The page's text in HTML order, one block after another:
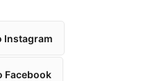
Instagram
Facebook